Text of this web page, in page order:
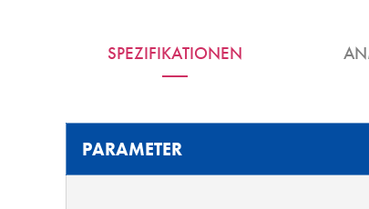
SPEZIFIKATIONEN
PARAMETER